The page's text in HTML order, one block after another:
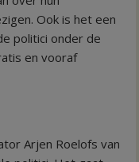
Ook is het een
politici onder de
en vooraf
Arjen Roelofs van